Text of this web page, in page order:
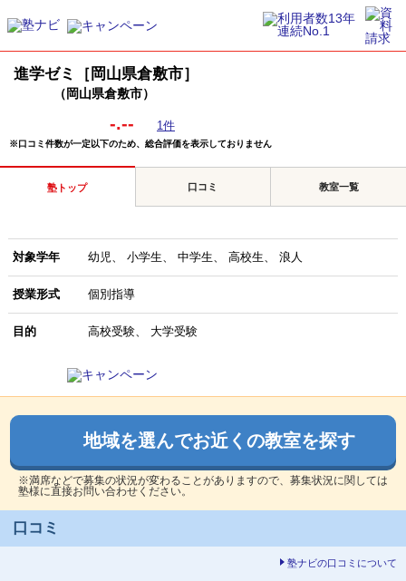
進学ゼミ［岡山県倉敷市］
（岡山県倉敷市）
-.-- 1件
※口コミ件数が一定以下のため、総合評価を表示しておりません
塾トップ 口コミ 教室一覧
対象学年 幼児 小学生 中学生 高校生 浪人
授業形式 個別指導
目的 高校受験 大学受験
地域を選んでお近くの教室を探す
※満席などで募集の状況が変わることがありますので、募集状況に関しては
塾様に直接お問い合わせください。
口コミ
塾ナビの口コミについて